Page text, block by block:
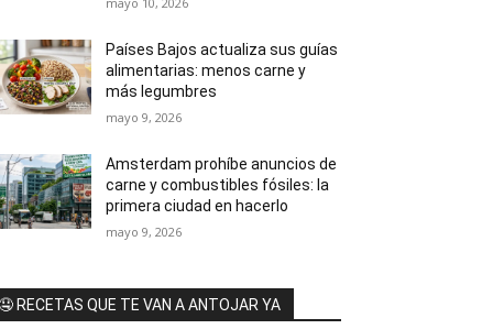
Países Bajos actualiza sus guías
alimentarias: menos carne y
más legumbres
mayo 9, 2026
Amsterdam prohíbe anuncios de
carne y combustibles fósiles: la
primera ciudad en hacerlo
mayo 9, 2026
RECETAS QUE TE VAN A ANTOJAR YA